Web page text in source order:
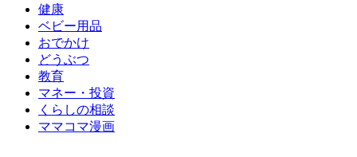
健康
ベビー用品
おでかけ
どうぶつ
教育
マネー・投資
くらしの相談
ママコマ漫画